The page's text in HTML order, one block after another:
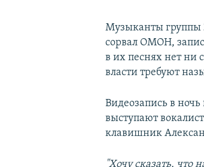
Музыканты группы
сорвал ОМОН,
в их песнях нет ни
власти требуют
Видеозапись в ночь
выступают
клавишник
"Хочу сказать, что